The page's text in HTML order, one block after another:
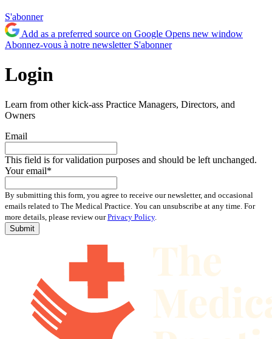
S'abonner
Add as a preferred source on Google Opens new window
Abonnez-vous à notre newsletter S'abonner
Login
Learn from other kick-ass Practice Managers, Directors, and
Owners
Email
This field is for validation purposes and should be left unchanged.
Your email*
By submitting this form, you agree to receive our newsletter, and occasional
emails related to The Medical Practice. You can unsubscribe at any time. For
more details, please review ourPrivacy Policy.